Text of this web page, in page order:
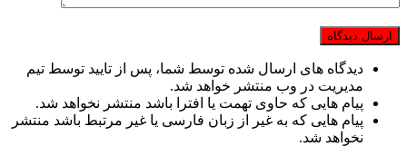
دیدگاه های ارسال شده توسط شما، پس از تایید توسط تیم
مدیریت در وب منتشر خواهد شد.
پیام هایی که حاوی تهمت یا افترا باشد منتشر نخواهد شد.
پیام هایی که به غیر از زبان فارسی یا غیر مرتبط باشد منتشر
نخواهد شد.